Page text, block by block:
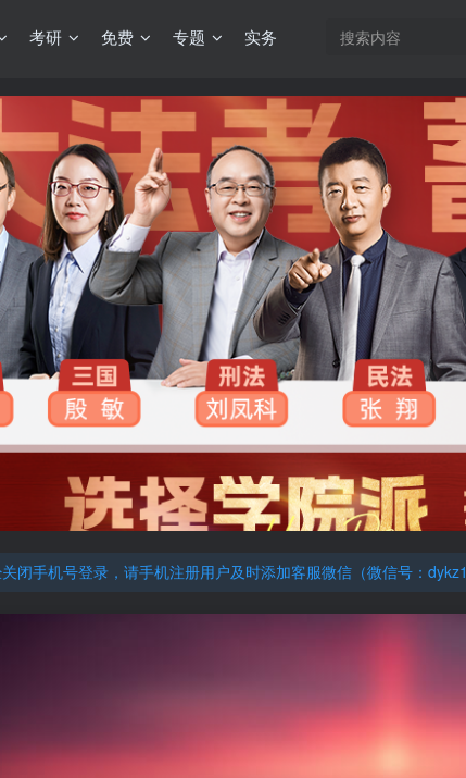
考研 免费 专题 实务
关闭手机号登录，请手机注册用户及时添加客服微信（微信号：
题法考资料，推荐厚大的考点清单，高清版，特别适合学习！
闭手机号登录，请手机注册用户及时添加客服微信（微信号：
题法考资料，推荐厚大的考点清单，高清版，特别适合学习！